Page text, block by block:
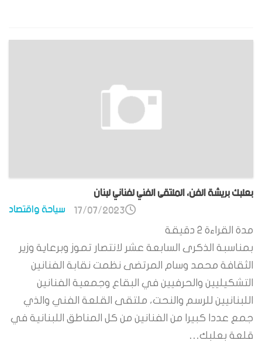
بعلبك بريشة الفن، الملتقى الفني لفناني لبنان
سياحة واقتصاد 17/07/2023
مدة القراءة 2 دقيقة
بمناسبة الذكرى السابعة عشر لانتصار تموز وبرعاية وزير
الثقافة محمد وسام المرتضى نظمت نقابة الفنانين
التشكيليين والحرفيين في البقاع وجمعية الفنانين
اللبنانيين للرسم والنحت، ملتقى القلعة الفني والذي
جمع عددا كبيرا من الفنانين من كل المناطق اللبنانية في
قلعة بعلبك…